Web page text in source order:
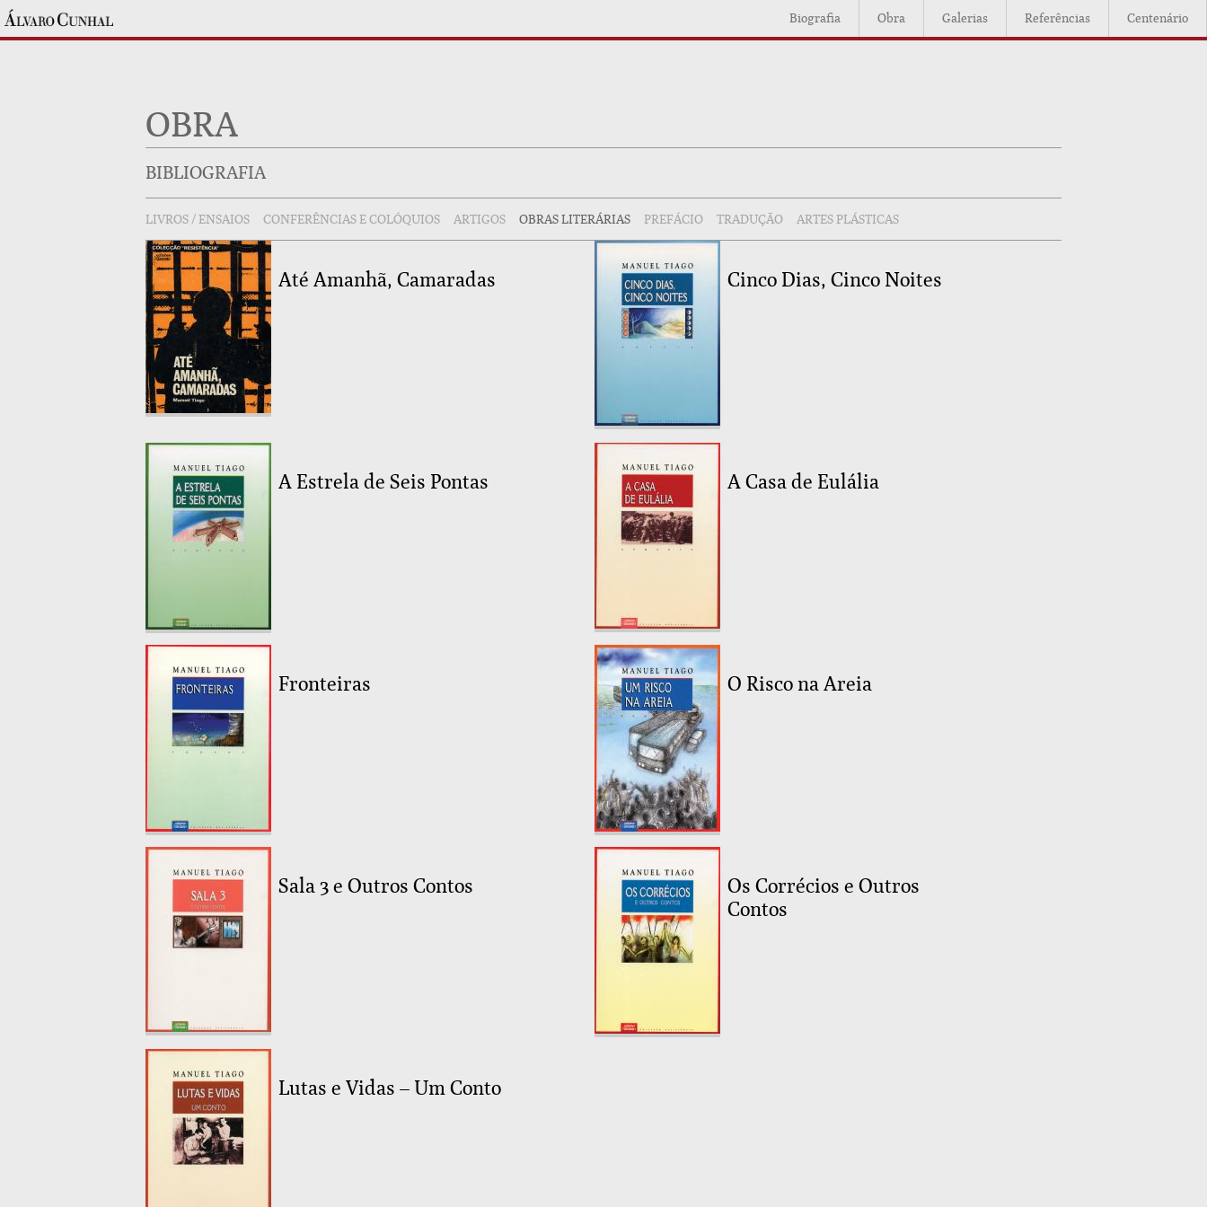
Biografia Obra Galerias Referências Centenário
OBRA
BIBLIOGRAFIA
LIVROS / ENSAIOS CONFERÊNCIAS E COLÓQUIOS ARTIGOS OBRAS LITERÁRIAS PREFÁCIO TRADUÇÃO ARTES PLÁSTICAS
Até Amanhã, Camaradas Cinco Dias, Cinco Noites
A Estrela de Seis Pontas A Casa de Eulália
Fronteiras O Risco na Areia
Sala 3 e Outros Contos
Os Corrécios e Outros
Contos
Lutas e Vidas – Um Conto